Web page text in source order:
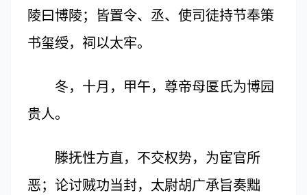
陵曰博陵；皆置令、丞、使司徒持节奉策
书玺绶，祠以太牢。
冬，十月，甲午，尊帝母匽氏为博园
贵人。
滕抚性方直，不交权势，为宦官所
恶；论讨贼功当封，太尉胡广承旨奏黜